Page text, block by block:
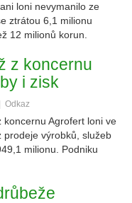
loni nevymanilo ze
ztrátou 6,1 milionu
12 milionů korun.
z koncernu
i zisk
Odkaz
Agrofert loni ve
výrobků, služeb
milionu. Podniku